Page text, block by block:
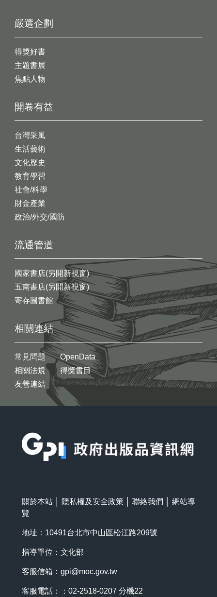
開卷有益
台灣采風
生活藝術
文化歷史
教育學習
社會/科學
財金產業
政治/外交/國防
嚴選企劃
得獎好書
主題書展
焦點人物
流通管道
國家書店(另開新視窗)
五南書店(另開新視窗)
寄存圖書館
相關連結
常見問題
相關法規
友善連結
OpenData
得獎書目
關於本站 隱私權及安全政策 聯絡我們
網站導
覽
地址：10491台北市中山區松江路209號
指導單位：文化部
客服信箱： gpi@moc.gov.tw
客服電話：：02-2518-0207 分機22